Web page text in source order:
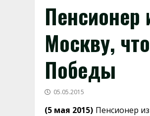
Пенсионер
Москву,
Победы
05.05.2015
(5 мая 2015) Пенсионер